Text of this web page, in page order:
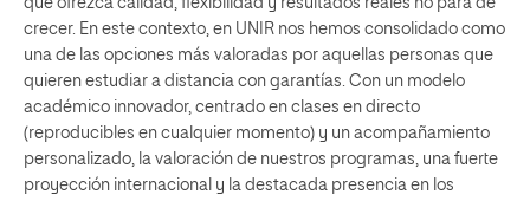
crecer. En este contexto, en UNIR nos hemos consolidado como
una de las opciones más valoradas por aquellas personas que
quieren estudiar a distancia con garantías. Con un modelo
académico innovador, centrado en clases en directo
(reproducibles en cualquier momento) y un acompañamiento
personalizado, la valoración de nuestros programas, una fuerte
proyección internacional y la destacada presencia en los